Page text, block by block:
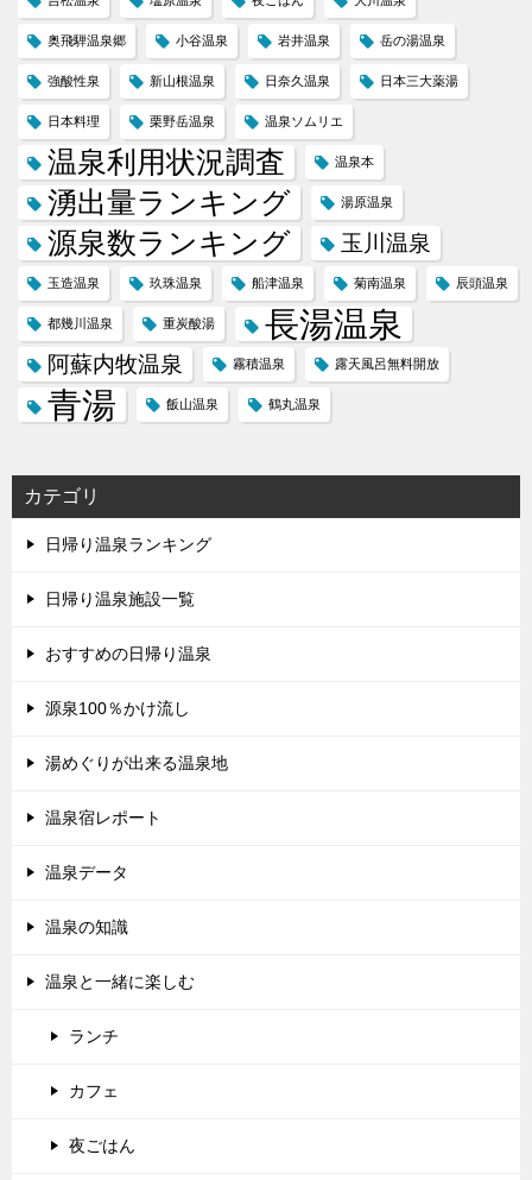
奥飛騨温泉郷 小谷温泉 岩井温泉 岳の湯温泉
強酸性泉 新山根温泉 日奈久温泉 日本三大薬湯
日本料理 栗野岳温泉 温泉ソムリエ
温泉利用状況調査 温泉本
湧出量ランキング 湯原温泉
源泉数ランキング 玉川温泉
玉造温泉 玖珠温泉 船津温泉 菊南温泉 辰頭温泉
都幾川温泉 重炭酸湯 長湯温泉
阿蘇内牧温泉 霧積温泉 露天風呂無料開放
青湯 飯山温泉 鶴丸温泉
カテゴリ
日帰り温泉ランキング
日帰り温泉施設一覧
おすすめの日帰り温泉
源泉100％かけ流し
湯めぐりが出来る温泉地
温泉宿レポート
温泉データ
温泉の知識
温泉と一緒に楽しむ
ランチ
カフェ
夜ごはん